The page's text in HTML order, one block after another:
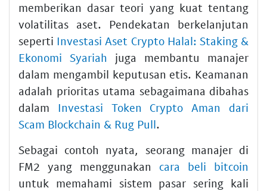
memberikan dasar teori yang kuat tentang
volatilitas aset. Pendekatan berkelanjutan
seperti Investasi Aset Crypto Halal: Staking &
Ekonomi Syariah juga membantu manajer
dalam mengambil keputusan etis. Keamanan
adalah prioritas utama sebagaimana dibahas
dalam Investasi Token Crypto Aman dari
Scam Blockchain & Rug Pull.
Sebagai contoh nyata, seorang manajer di
FM2 yang menggunakan cara beli bitcoin
untuk memahami sistem pasar sering kali